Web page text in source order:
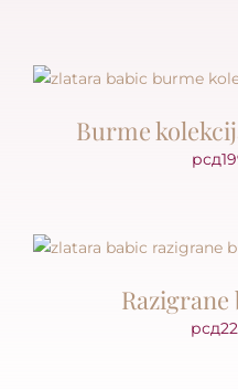
Burme
рсд
Razigrane
рсд